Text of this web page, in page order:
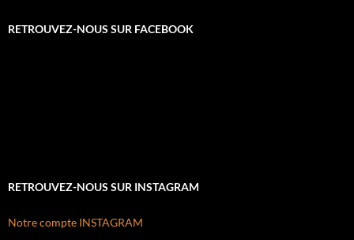
RETROUVEZ-NOUS SUR FACEBOOK
RETROUVEZ-NOUS SUR INSTAGRAM
Notre compte INSTAGRAM